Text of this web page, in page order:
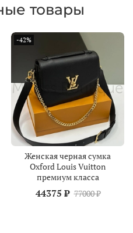
товары
-42%
Женская черная сумка
Oxford Louis Vuitton
премиум класса
44375 ₽ 77000 ₽